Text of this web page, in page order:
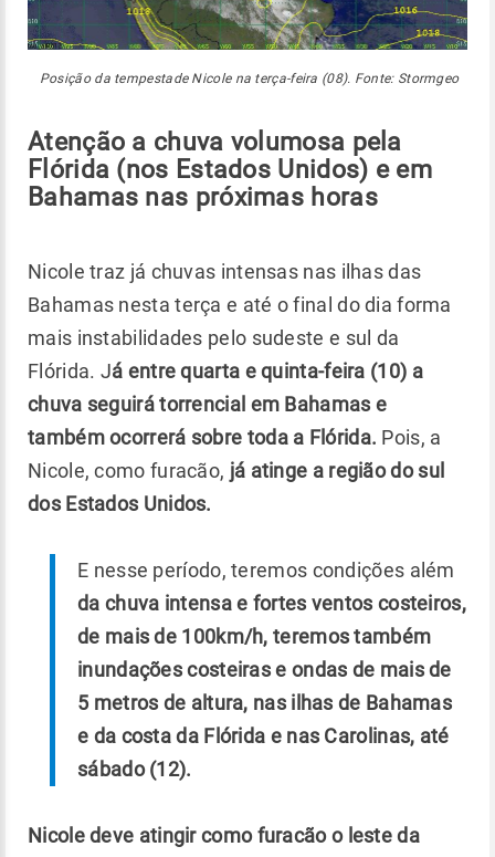
Posição da tempestade Nicole na terça-feira (08). Fonte: Stormgeo
Atenção a chuva volumosa pela
Flórida (nos Estados Unidos) e em
Bahamas nas próximas horas
Nicole traz já chuvas intensas nas ilhas das
Bahamas nesta terça e até o final do dia forma
mais instabilidades pelo sudeste e sul da
Flórida. Já entre quarta e quinta-feira (10) a
chuva seguirá torrencial em Bahamas e
também ocorrerá sobre toda a Flórida. Pois, a
Nicole, como furacão, já atinge a região do sul
dos Estados Unidos.
E nesse período, teremos condições além
da chuva intensa e fortes ventos costeiros,
de mais de 100km/h, teremos também
inundações costeiras e ondas de mais de
5 metros de altura, nas ilhas de Bahamas
e da costa da Flórida e nas Carolinas, até
sábado (12).
Nicole deve atingir como furacão o leste da